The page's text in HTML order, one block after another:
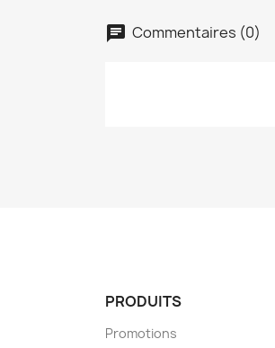
Commentaires (0)
PRODUITS
Promotions